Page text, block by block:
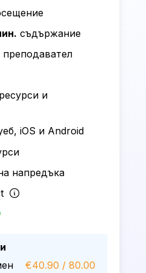
съдържание
и
iOS и Android
напредъка
€40.90 / 80.00